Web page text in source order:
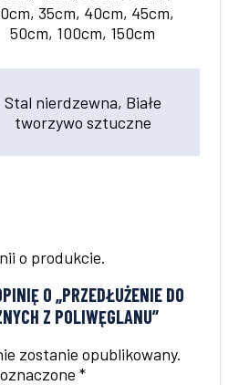
35cm, 40cm, 45cm,
50cm, 100cm, 150cm
Stal nierdzewna, Białe
tworzywo sztuczne
o produkcie.
O „PRZEDŁUŻENIE DO
Z POLIWĘGLANU”
zostanie opublikowany.
*